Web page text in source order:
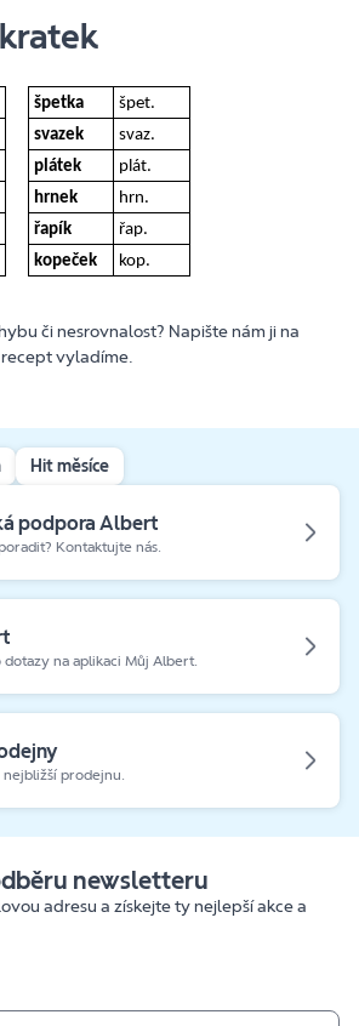
špetka
špet.
svazek
svaz.
plátek
plát.
hrnek
hrn.
řapík
řap.
kopeček kop.
či nesrovnalost? Napište nám ji na
vyladíme.
Hit měsíce
podpora Albert
Kontaktujte nás.
na aplikaci Můj Albert.
prodejnu.
newsletteru
adresu a získejte ty nejlepší akce a